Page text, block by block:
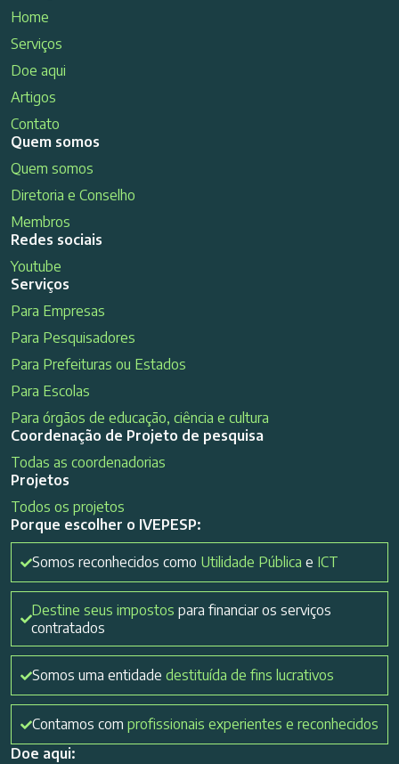
Home
Serviços
Doe aqui
Artigos
Contato
Quem somos
Quem somos
Diretoria e Conselho
Membros
Redes sociais
Youtube
Serviços
Para Empresas
Para Pesquisadores
Para Prefeituras ou Estados
Para Escolas
Para órgãos de educação, ciência e cultura
Coordenação de Projeto de pesquisa
Todas as coordenadorias
Projetos
Todos os projetos
Porque escolher o IVEPESP:
Somos reconhecidos como Utilidade Pública e ICT
Destine seus impostos para financiar os serviços
contratados
Somos uma entidade destituída de fins lucrativos
Contamos com profissionais experientes e reconhecidos
Doe aqui: